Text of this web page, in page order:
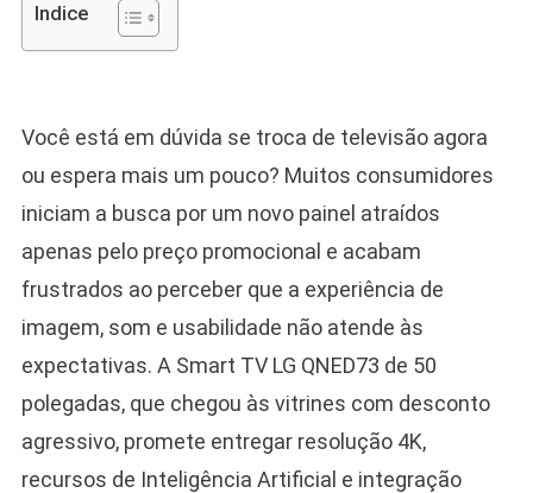
Indice
Você está em dúvida se troca de televisão agora
ou espera mais um pouco? Muitos consumidores
iniciam a busca por um novo painel atraídos
apenas pelo preço promocional e acabam
frustrados ao perceber que a experiência de
imagem, som e usabilidade não atende às
expectativas. A Smart TV LG QNED73 de 50
polegadas, que chegou às vitrines com desconto
agressivo, promete entregar resolução 4K,
recursos de Inteligência Artificial e integração